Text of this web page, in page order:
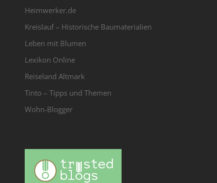
Heimwerker.de
Kreislauf – Historische Baumaterialien
Leben mit Blumen
Lexikon Online
Reiseland Altmark
Tinto – Tipps und Themen
Wohn-Blogger